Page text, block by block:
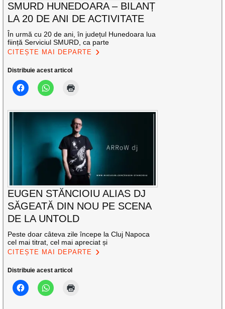
SMURD HUNEDOARA – BILANȚ
LA 20 DE ANI DE ACTIVITATE
În urmă cu 20 de ani, în județul Hunedoara lua
ființă Serviciul SMURD, ca parte
CITEȘTE MAI DEPARTE
Distribuie acest articol
EUGEN STĂNCIOIU ALIAS DJ
SĂGEATĂ DIN NOU PE SCENA
DE LA UNTOLD
Peste doar câteva zile începe la Cluj Napoca
cel mai titrat, cel mai apreciat și
CITEȘTE MAI DEPARTE
Distribuie acest articol